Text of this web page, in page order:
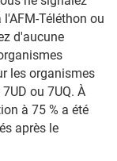
Téléthon ou
d'aucune
les organismes
ou 7UQ. À
à 75 % a été
après le